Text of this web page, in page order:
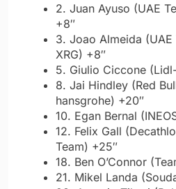
2. Juan Ayuso (UAE
+8″
3. Joao Almeida (UAE
XRG) +8″
5. Giulio Ciccone
8. Jai Hindley (Red
hansgrohe) +20″
10. Egan Bernal
12. Felix Gall
Team) +25″
18. Ben O’Connor
21. Mikel Landa